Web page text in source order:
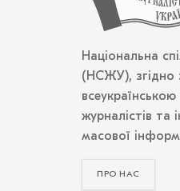
Національна
(НСЖУ), згідно
журналістів та
масової
ПРО НАС